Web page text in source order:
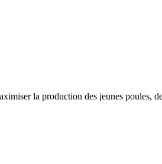
la production des jeunes poules,